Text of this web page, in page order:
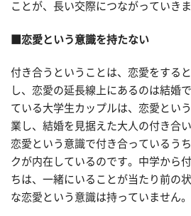
ことが、長い交際につながっていきま
■恋愛という意識を持たない
付き合うということは、恋愛をする
し、恋愛の延長線上にあるのは結婚
ている大学生カップルは、恋愛とい
業し、結婚を見据えた大人の付き合
恋愛という意識で付き合っているう
クが内在しているのです。中学から
ちは、一緒にいることが当たり前の
な恋愛という意識は持っていません。